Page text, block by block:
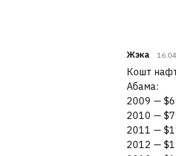
Жэка
Кошт
Абама:
2009 —
2010 —
2011 —
2012 —